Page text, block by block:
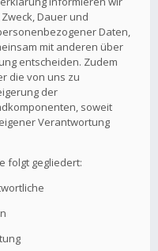
Dauer und
Daten,
mit anderen über
entscheiden. Zudem
die von uns zu
der
soweit
Verantwortung
folgt gegliedert: